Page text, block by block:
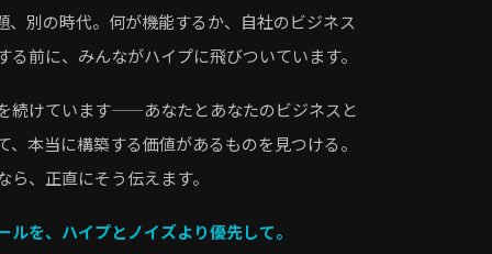
、別の時代。何が機能するか、自社のビジネス
る前に、みんながハイプに飛びついています。
続けています——あなたとあなたのビジネスと
、本当に構築する価値があるものを見つける。
、正直にそう伝えます。
を、ハイプとノイズより優先して。